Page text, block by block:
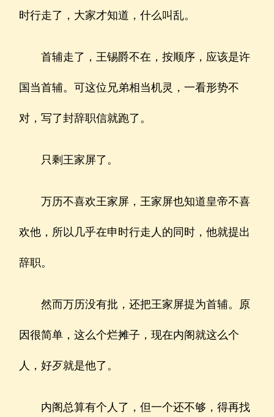
时行走了，大家才知道，什么叫乱。
首辅走了，王锡爵不在，按顺序，应该是许
国当首辅。可这位兄弟相当机灵，一看形势不
对，写了封辞职信就跑了。
只剩王家屏了。
万历不喜欢王家屏，王家屏也知道皇帝不喜
欢他，所以几乎在申时行走人的同时，他就提出
辞职。
然而万历没有批，还把王家屏提为首辅。原
因很简单，这么个烂摊子，现在内阁就这么个
人，好歹就是他了。
内阁总算有个人了，但一个还不够，得再找